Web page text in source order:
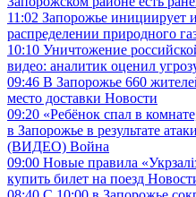
11:02 Запорожье инициирует
распределении природного
10:10 Уничтожение
видео: аналитик оценил
09:46 В Запорожье 660
место доставки Новости
09:20 «Ребёнок спал в
в Запорожье в результате
(ВИДЕО) Война
09:00 Новые правила
купить билет на поезд